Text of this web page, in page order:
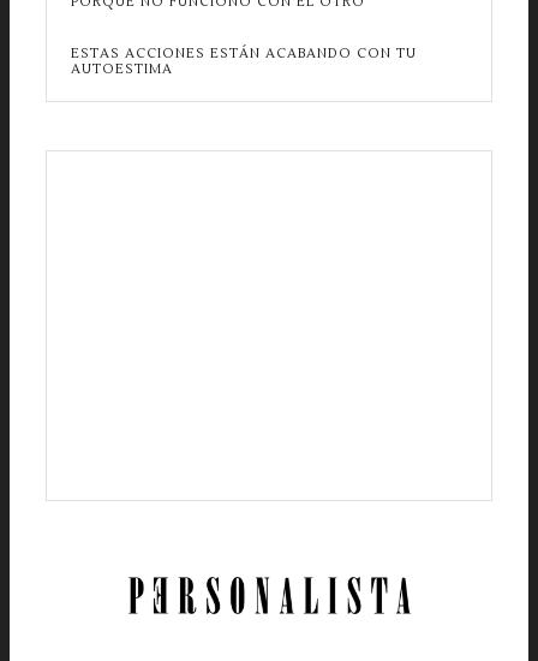
ESTAS ACCIONES ESTÁN ACABANDO CON TU
AUTOESTIMA